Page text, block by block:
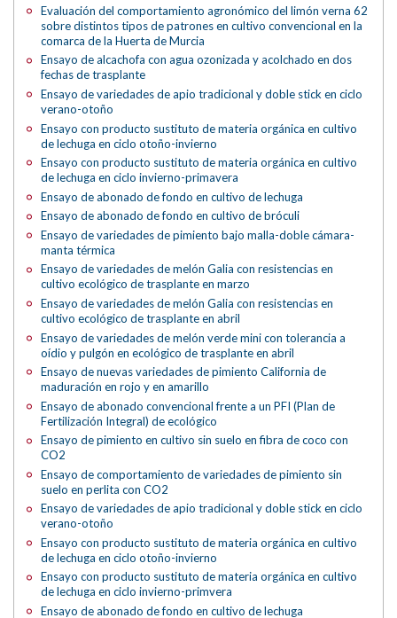
Evaluación del comportamiento agronómico del limón verna 62
sobre distintos tipos de patrones en cultivo convencional en la
comarca de la Huerta de Murcia
Ensayo de alcachofa con agua ozonizada y acolchado en dos
fechas de trasplante
Ensayo de variedades de apio tradicional y doble stick en ciclo
verano-otoño
Ensayo con producto sustituto de materia orgánica en cultivo
de lechuga en ciclo otoño-invierno
Ensayo con producto sustituto de materia orgánica en cultivo
de lechuga en ciclo invierno-primavera
Ensayo de abonado de fondo en cultivo de lechuga
Ensayo de abonado de fondo en cultivo de bróculi
Ensayo de variedades de pimiento bajo malla-doble cámara-
manta térmica
Ensayo de variedades de melón Galia con resistencias en
cultivo ecológico de trasplante en marzo
Ensayo de variedades de melón Galia con resistencias en
cultivo ecológico de trasplante en abril
Ensayo de variedades de melón verde mini con tolerancia a
oídio y pulgón en ecológico de trasplante en abril
Ensayo de nuevas variedades de pimiento California de
maduración en rojo y en amarillo
Ensayo de abonado convencional frente a un PFI (Plan de
Fertilización Integral) de ecológico
Ensayo de pimiento en cultivo sin suelo en fibra de coco con
CO2
Ensayo de comportamiento de variedades de pimiento sin
suelo en perlita con CO2
Ensayo de variedades de apio tradicional y doble stick en ciclo
verano-otoño
Ensayo con producto sustituto de materia orgánica en cultivo
de lechuga en ciclo otoño-invierno
Ensayo con producto sustituto de materia orgánica en cultivo
de lechuga en ciclo invierno-primvera
Ensayo de abonado de fondo en cultivo de lechuga